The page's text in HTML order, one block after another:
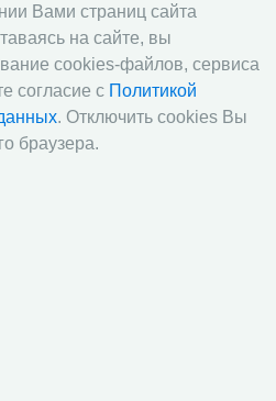
д. 23а, т (8172) 59-78-38.
8:00-17:00
Вами страниц сайта
на сайте, вы
cookies-файлов, сервиса
согласие с Политикой
. Отключить cookies Вы
браузера.